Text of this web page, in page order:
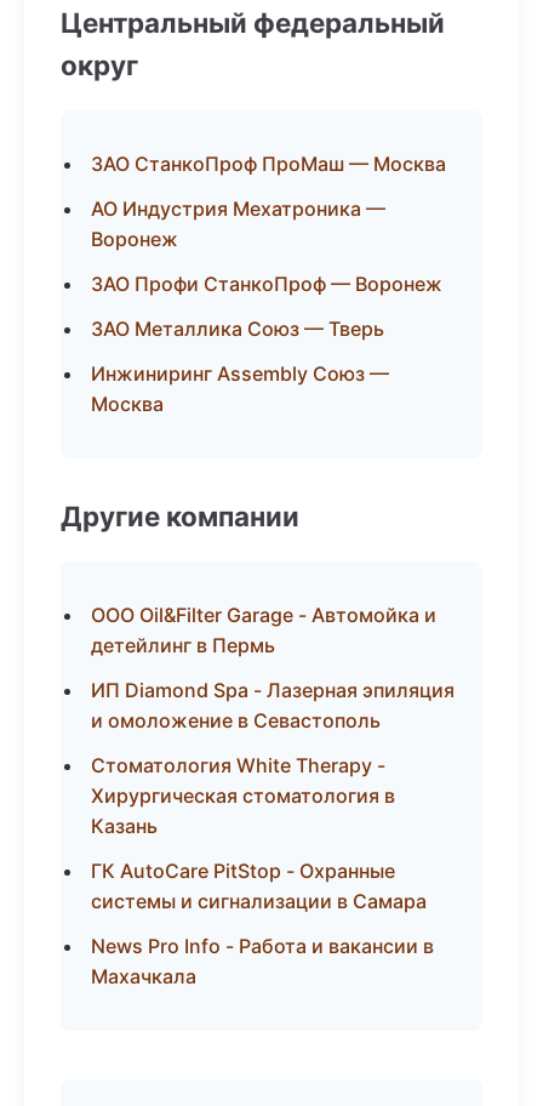
Центральный федеральный
округ
ЗАО СтанкоПроф ПроМаш — Москва
АО Индустрия Мехатроника —
Воронеж
ЗАО Профи СтанкоПроф — Воронеж
ЗАО Металлика Союз — Тверь
Инжиниринг Assembly Союз —
Москва
Другие компании
ООО Oil&Filter Garage - Автомойка и
детейлинг в Пермь
ИП Diamond Spa - Лазерная эпиляция
и омоложение в Севастополь
Стоматология White Therapy -
Хирургическая стоматология в
Казань
ГК AutoCare PitStop - Охранные
системы и сигнализации в Самара
News Pro Info - Работа и вакансии в
Махачкала